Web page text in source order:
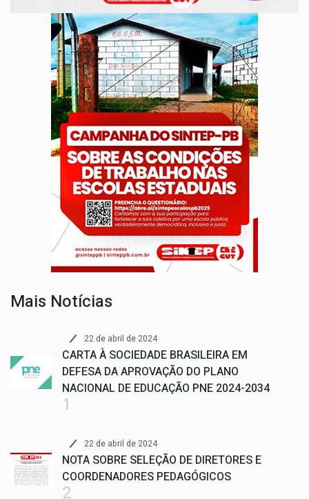
Mais Notícias
22 de abril de 2024
CARTA À SOCIEDADE BRASILEIRA EM
DEFESA DA APROVAÇÃO DO PLANO
NACIONAL DE EDUCAÇÃO PNE 2024-2034
1
22 de abril de 2024
NOTA SOBRE SELEÇÃO DE DIRETORES E
COORDENADORES PEDAGÓGICOS
2